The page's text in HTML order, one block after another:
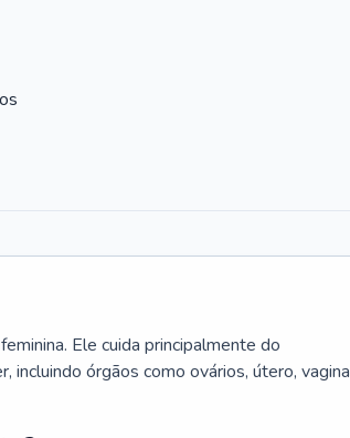
Ele cuida principalmente do
incluindo órgãos como ovários, útero, vagina